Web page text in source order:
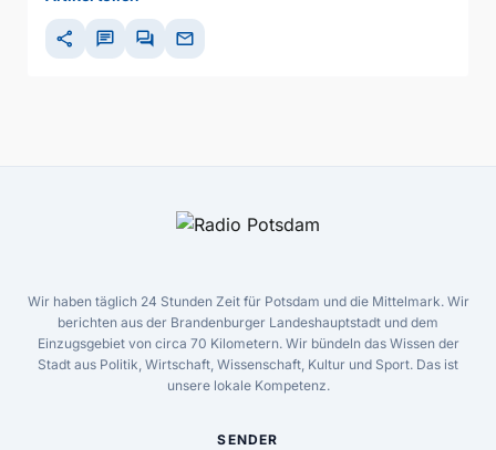
share chat forum mail
Wir haben täglich 24 Stunden Zeit für Potsdam und die Mittelmark. Wir
berichten aus der Brandenburger Landeshauptstadt und dem
Einzugsgebiet von circa 70 Kilometern. Wir bündeln das Wissen der
Stadt aus Politik, Wirtschaft, Wissenschaft, Kultur und Sport. Das ist
unsere lokale Kompetenz.
SENDER